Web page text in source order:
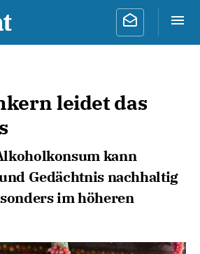
leidet das
kann
Gedächtnis nachhaltig
im höheren